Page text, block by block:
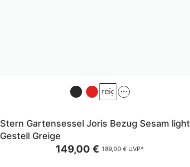
Greige
Stern Gartensessel Joris Bezug Sesam light
Gestell Greige
149,00 € 189,00 € UVP*